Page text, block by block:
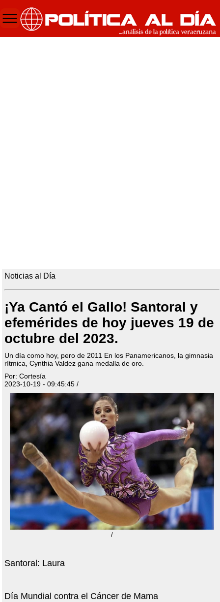
Noticias al Día
¡Ya Cantó el Gallo! Santoral y
efemérides de hoy jueves 19 de
octubre del 2023.
Un día como hoy, pero de 2011 En los Panamericanos, la gimnasia
rítmica, Cynthia Valdez gana medalla de oro.
Por: Cortesía
2023-10-19 - 09:45:45 /
/
Santoral: Laura
Día Mundial contra el Cáncer de Mama